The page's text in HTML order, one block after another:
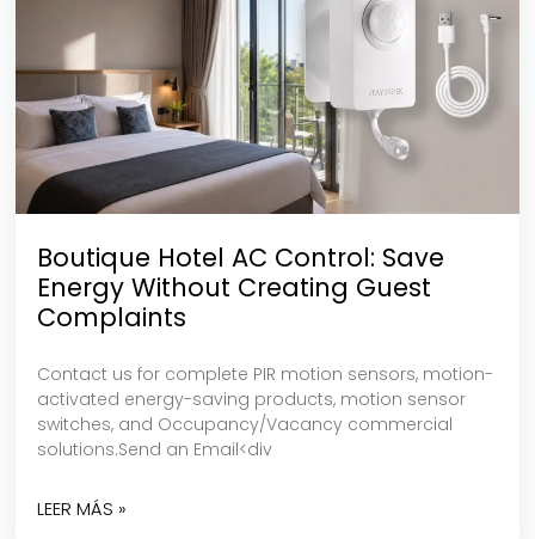
Boutique Hotel AC Control: Save
Energy Without Creating Guest
Complaints
Contact us for complete PIR motion sensors, motion-
activated energy-saving products, motion sensor
switches, and Occupancy/Vacancy commercial
solutions.Send an Email<div
LEER MÁS »